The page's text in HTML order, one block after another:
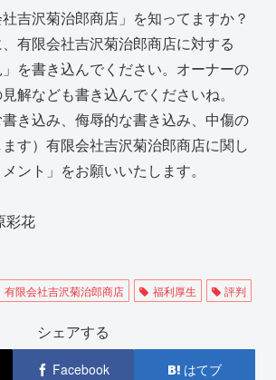
吉沢菊治郎商店」を知ってますか？
有限会社吉沢菊治郎商店に対する
」を書き込んでください。オーナーの
解なども書き込んでくださいね。
書き込み、侮辱的な書き込み、中傷の
す）有限会社吉沢菊治郎商店に関し
ント」をお願いいたします。
彩花
有限会社吉沢菊治郎商店 福利厚生 評判
シェアする
Facebook はてブ